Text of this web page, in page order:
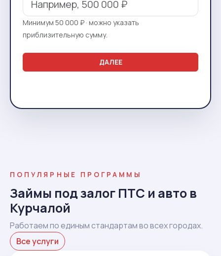
Минимум 50 000 ₽ · можно указать
приблизительную сумму.
ДАЛЕЕ
ПОПУЛЯРНЫЕ ПРОГРАММЫ
Займы под залог ПТС и авто в
Курчалой
Работаем по единым стандартам во всех городах.
Все услуги